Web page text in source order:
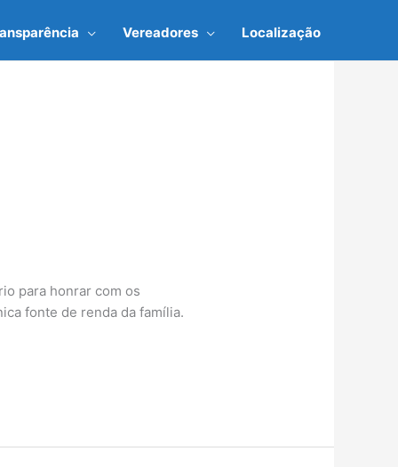
Vereadores Localização
para honrar com os
fonte de renda da família.